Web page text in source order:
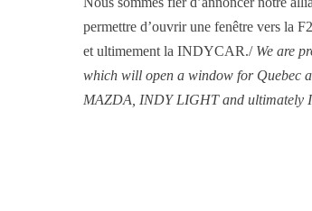
permettre d’ouvrir une fenêtre vers la
et ultimement la INDYCAR./ We are
which will open a window for Quebec
MAZDA, INDY LIGHT and ultimately